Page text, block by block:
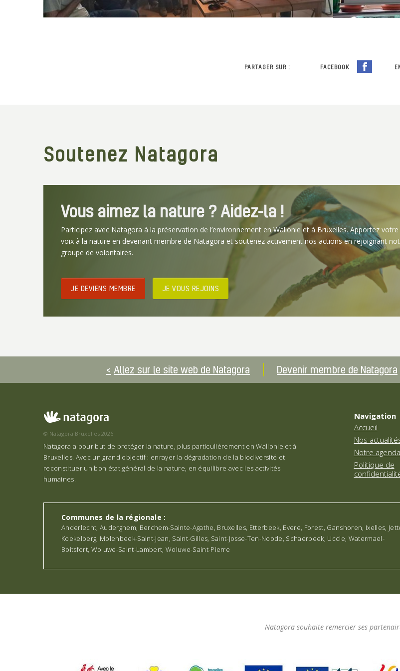
PARTAGER SUR : FACEBOOK
Soutenez Natagora
Vous aimez la nature ? Aidez-la !
Participez avec Natagora à la préservation de l’environnement en Wallonie et à Bruxelles. Apportez votre
voix à la nature en devenant membre de Natagora et soutenez activement nos actions en rejoignant
groupe de volontaires.
JE DEVIENS MEMBRE JE VOUS REJOINS
Allez sur le site web de Natagora Devenir membre de Natagora
© Natagora Bruxelles 2026
Natagora a pour but de protéger la nature, plus particulièrement en Wallonie et à
Bruxelles. Avec un grand objectif : enrayer la dégradation de la biodiversité et
reconstituer un bon état général de la nature, en équilibre avec les activités
humaines.
Navigation
Accueil
Nos
Notre agenda
Politique de
Communes de la régionale :
Anderlecht, Auderghem, Berchem-Sainte-Agathe, Bruxelles, Etterbeek, Evere, Forest, Ganshoren, Ixelles,
Koekelberg, Molenbeek-Saint-Jean, Saint-Gilles, Saint-Josse-Ten-Noode, Schaerbeek, Uccle, Watermael-
Boitsfort, Woluwe-Saint-Lambert, Woluwe-Saint-Pierre
Natagora souhaite remercier ses